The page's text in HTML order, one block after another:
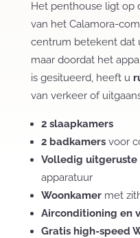
Het penthouse ligt op
van het Calamora-
centrum betekent dat
maar doordat het
is gesitueerd, heeft u
van verkeer of
2 slaapkamers
2 badkamers voor
Volledig uitgeruste
apparatuur
Woonkamer met
Airconditioning en
Gratis high-speed